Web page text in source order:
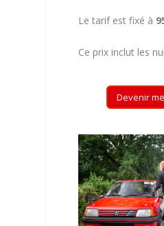
Le tarif est fixé à
Ce prix inclut les
Devenir